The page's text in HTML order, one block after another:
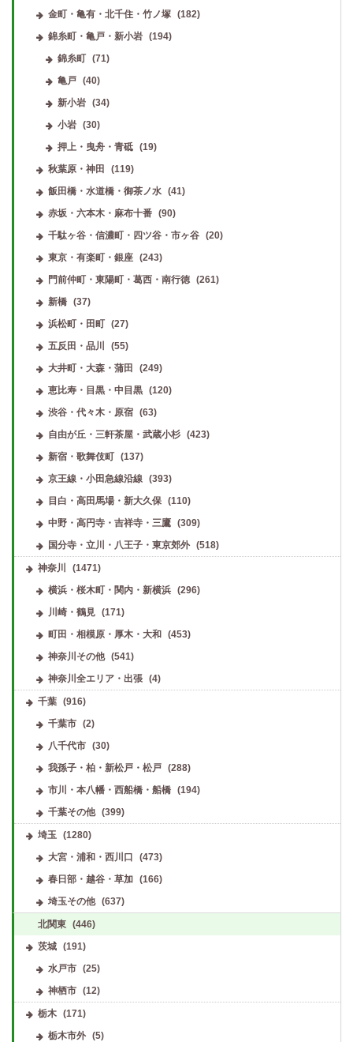
金町・亀有・北千住・竹ノ塚
(182)
錦糸町・亀戸・新小岩
(194)
錦糸町 (71)
亀戸 (40)
新小岩 (34)
小岩 (30)
押上・曳舟・青砥 (19)
秋葉原・神田
(119)
飯田橋・水道橋・御茶ノ水
(41)
赤坂・六本木・麻布十番
(90)
千駄ヶ谷・信濃町・四ツ谷・市ヶ谷
(20)
東京・有楽町・銀座
(243)
門前仲町・東陽町・葛西・南行徳
(261)
新橋
(37)
浜松町・田町
(27)
五反田・品川
(55)
大井町・大森・蒲田
(249)
恵比寿・目黒・中目黒
(120)
渋谷・代々木・原宿
(63)
自由が丘・三軒茶屋・武蔵小杉
(423)
新宿・歌舞伎町
(137)
京王線・小田急線沿線
(393)
目白・高田馬場・新大久保
(110)
中野・高円寺・吉祥寺・三鷹
(309)
国分寺・立川・八王子・東京郊外
(518)
神奈川
(1471)
横浜・桜木町・関内・新横浜
(296)
川崎・鶴見
(171)
町田・相模原・厚木・大和
(453)
神奈川その他
(541)
神奈川全エリア・出張
(4)
千葉 (916)
千葉市
(2)
八千代市
(30)
我孫子・柏・新松戸・松戸
(288)
市川・本八幡・西船橋・船橋
(194)
千葉その他
(399)
埼玉 (1280)
大宮・浦和・西川口
(473)
春日部・越谷・草加
(166)
埼玉その他
(637)
北関東 (446)
茨城 (191)
水戸市
(25)
神栖市
(12)
栃木 (171)
栃木市外
(5)